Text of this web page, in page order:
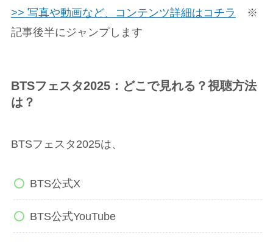
>> 写真や動画など、コンテンツ詳細はコチラ
※
記事後半にジャンプします
BTSフェスタ2025：どこで見れる？視聴方法
は？
BTSフェスタ2025は、
BTS公式X
BTS公式YouTube